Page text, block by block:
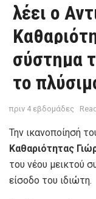
λέει ο
σύστημα
το
πριν 4 εβδομάδες
Την ικανοποίησή
Καθαριότητας
του νέου μεικτού
είσοδο του ιδιώτη.